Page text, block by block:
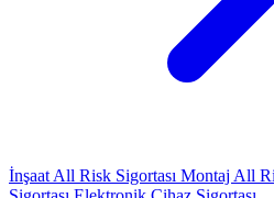
İnşaat All Risk Sigortası Montaj All